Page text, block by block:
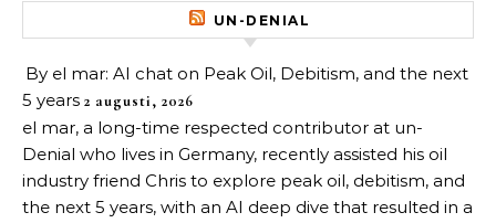
UN-DENIAL
By el mar: AI chat on Peak Oil, Debitism, and the next
5 years 2 augusti, 2026
el mar, a long-time respected contributor at un-
Denial who lives in Germany, recently assisted his oil
industry friend Chris to explore peak oil, debitism, and
the next 5 years, with an AI deep dive that resulted in a